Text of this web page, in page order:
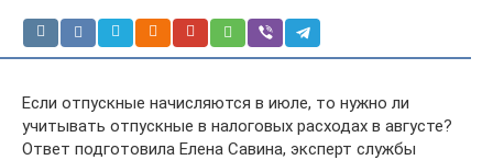
Если отпускные начисляются в июле, то нужно ли
учитывать отпускные в налоговых расходах в августе?
Ответ подготовила Елена Савина, эксперт службы